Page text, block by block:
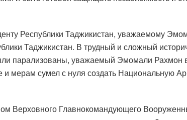
Республики Таджикистан, уважаемому
Таджикистан. В трудный и сложный
парализованы, уважаемый Эмомали Рахмон
и мерам сумел с нуля создать Национальную
Верховного Главнокомандующего